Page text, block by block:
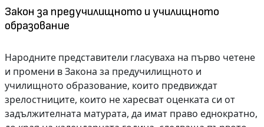
Закон за пред­училищното и училищното
образование
Народните представители гласуваха на първо четене
и промени в Закона за пред­училищното и
училищното образование, които предвиждат
зрелостниците, които не харесват оценката си от
задължителната матурата, да имат право еднократно,